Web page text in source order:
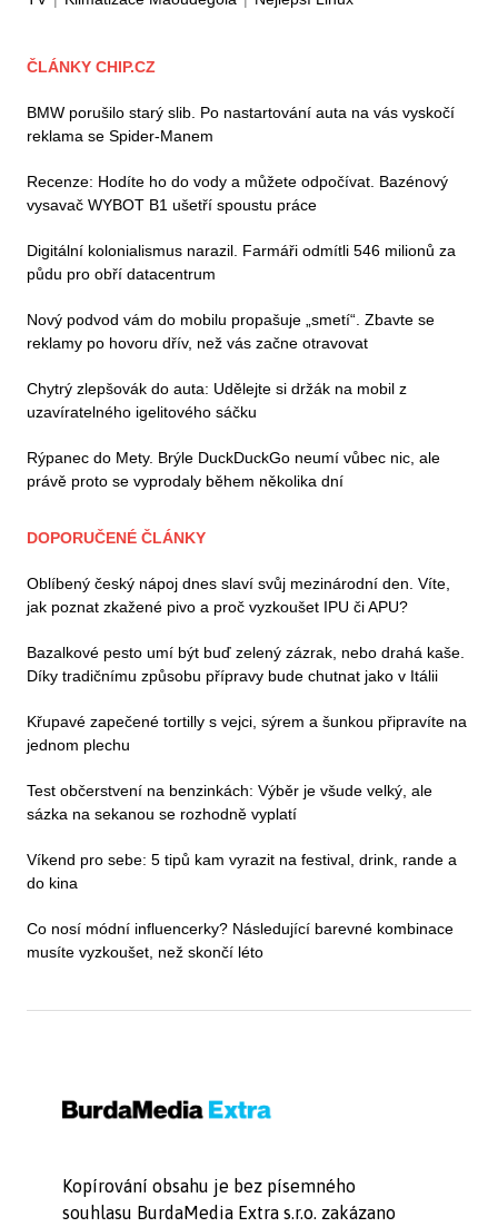
ČLÁNKY CHIP.CZ
BMW porušilo starý slib. Po nastartování auta na vás vyskočí
reklama se Spider-Manem
Recenze: Hodíte ho do vody a můžete odpočívat. Bazénový
vysavač WYBOT B1 ušetří spoustu práce
Digitální kolonialismus narazil. Farmáři odmítli 546 milionů za
půdu pro obří datacentrum
Nový podvod vám do mobilu propašuje „smetí“. Zbavte se
reklamy po hovoru dřív, než vás začne otravovat
Chytrý zlepšovák do auta: Udělejte si držák na mobil z
uzavíratelného igelitového sáčku
Rýpanec do Mety. Brýle DuckDuckGo neumí vůbec nic, ale
právě proto se vyprodaly během několika dní
DOPORUČENÉ ČLÁNKY
Oblíbený český nápoj dnes slaví svůj mezinárodní den. Víte,
jak poznat zkažené pivo a proč vyzkoušet IPU či APU?
Bazalkové pesto umí být buď zelený zázrak, nebo drahá kaše.
Díky tradičnímu způsobu přípravy bude chutnat jako v Itálii
Křupavé zapečené tortilly s vejci, sýrem a šunkou připravíte na
jednom plechu
Test občerstvení na benzinkách: Výběr je všude velký, ale
sázka na sekanou se rozhodně vyplatí
Víkend pro sebe: 5 tipů kam vyrazit na festival, drink, rande a
do kina
Co nosí módní influencerky? Následující barevné kombinace
musíte vyzkoušet, než skončí léto
Kopírování obsahu je bez písemného
souhlasu BurdaMedia Extra s.r.o. zakázano